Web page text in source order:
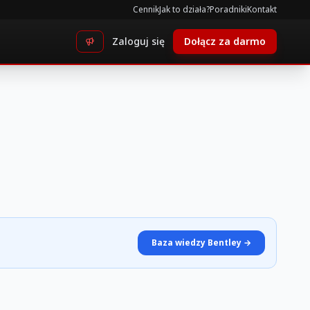
CennikJak to działa?PoradnikiKontakt
Zaloguj się Dołącz za darmo
Baza wiedzy Bentley →